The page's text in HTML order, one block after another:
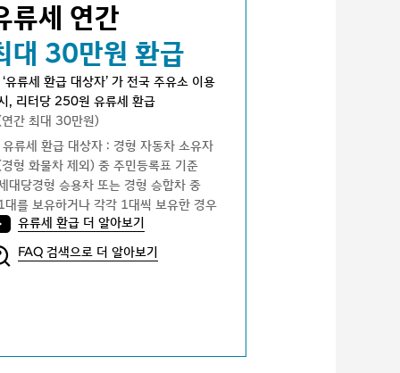
류세 연간
대 30만원 환급
‘유류세 환급 대상자’ 가 전국 주유소 이용
, 리터당 250원 유류세 환급
간 최대 30만원)
유류세 환급 대상자 : 경형 자동차 소유자
형 화물차 제외) 중 주민등록표 기준
대당경형 승용차 또는 경형 승합차 중
대를 보유하거나 각각 1대씩 보유한 경우
유류세 환급 더 알아보기
FAQ 검색으로 더 알아보기